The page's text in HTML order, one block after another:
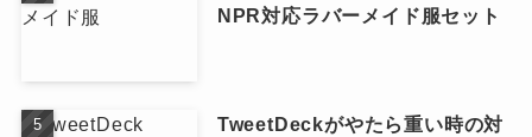
NPR対応ラバーメイド服セット
TweetDeckがやたら重い時の対